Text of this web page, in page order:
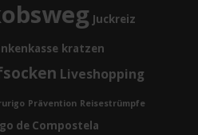
Juckreiz
kratzen
Liveshopping
Prävention Reisestrümpfe
de Compostela